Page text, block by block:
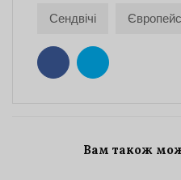
Сендвічі
Вам також